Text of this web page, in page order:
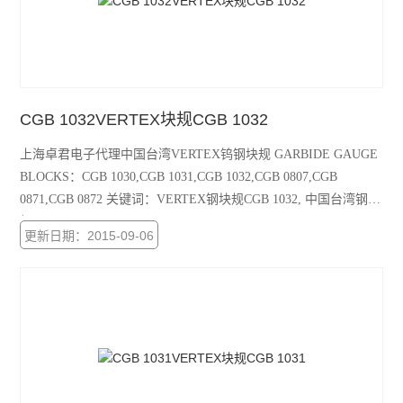
TECLOCK得乐
VERTEX中国台湾
MEYER美国
SK新泻
ELSEN爱森
瑞士TETKO
CGB 1032VERTEX块规CGB 1032
上海卓君电子代理中国台湾VERTEX钨钢块规 GARBIDE GAUGE
BLOCKS：CGB 1030,CGB 1031,CGB 1032,CGB 0807,CGB
0871,CGB 0872 关键词：VERTEX钢块规CGB 1032, 中国台湾钢块
规CGB 1032，CGB 1032
更新日期：2015-09-06